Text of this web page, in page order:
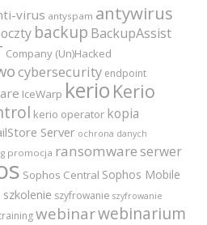
virus antyspam antywirus
backup BackupAssist
Company (Un)Hacked
cybersecurity endpoint
IceWarp kerio Kerio
kerio operator kopia
Server ochrona danych
promocja ransomware serwer
Sophos Central Sophos Mobile
szkolenie szyfrowanie szyfrowanie
webinarwebinarium